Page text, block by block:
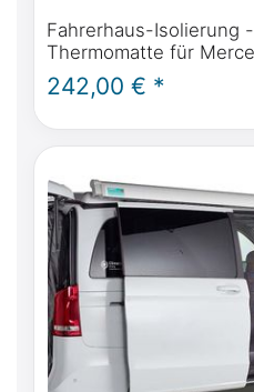
Fahrerhaus-Isolierung
Thermomatte für
Polo, Horizon, Activity
Benz V-Klasse / Vito ab
242,00 € *